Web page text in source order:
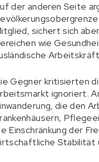
der anderen Seite
sichert sich
wie
Gegner kritisierten
ignoriert.
die den
Einschränkung der
Stabilität